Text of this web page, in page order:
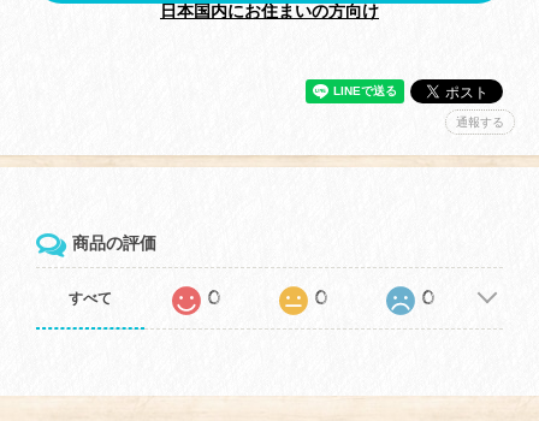
日本国内にお住まいの方向け
通報する
商品の評価
すべて 0 0 0